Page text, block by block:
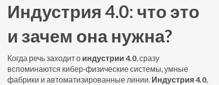
Индустрия 4.0: что это
и зачем она нужна?
Когда речь заходит о индустрии 4.0, сразу
вспоминаются кибер‑физические системы, умные
фабрики и автоматизированные линии. Индустрия 4.0,